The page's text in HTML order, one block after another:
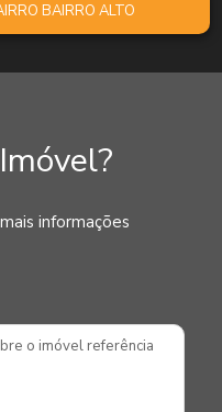
BAIRRO ALTO
informações